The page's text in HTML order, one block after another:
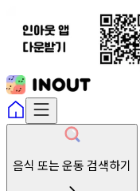
음식 또는 운동 검색하기